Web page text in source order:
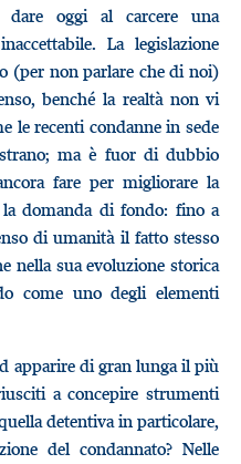
dare oggi al carcere una
La legislazione
(per non parlare che di noi)
benché la realtà non vi
le recenti condanne in sede
ma è fuor di dubbio
fare per migliorare la
la domanda di fondo: fino a
di umanità il fatto stesso
nella sua evoluzione storica
come uno degli elementi
apparire di gran lunga il più
a concepire strumenti
detentiva in particolare,
del condannato? Nelle